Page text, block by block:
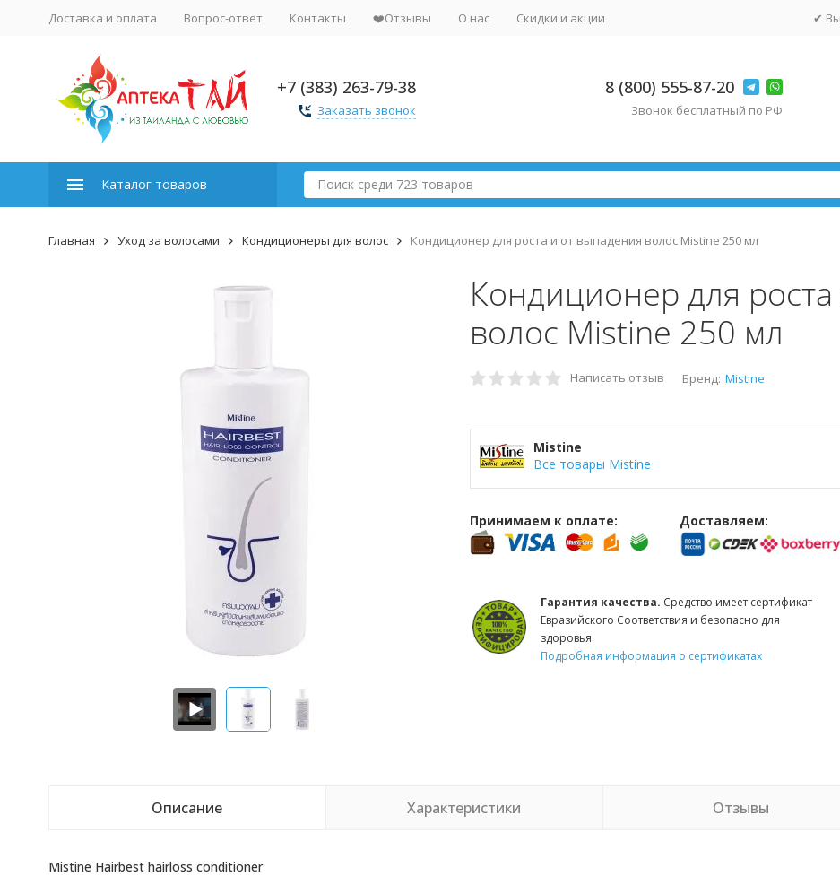
Доставка и оплата Вопрос-ответ Контакты ❤️Отзывы О нас Скидки и акции ✔
+7 (383) 263-79-38
Заказать звонок
8 (800) 555-87-20
Звонок бесплатный по РФ
Каталог товаров
Главная Уход за волосами Кондиционеры для волос Кондиционер для роста и от выпадения волос Mistine 250 мл
Кондиционер для
волос Mistine 250 мл
Написать отзыв Бренд: Mistine
Mistine
Все товары Mistine
Принимаем к оплате: Доставляем:
Гарантия качества. Средство имеет сертификат
Евразийского Соответствия и безопасно для
здоровья.
Подробная информация о сертификатах
Описание Характеристики Отзывы
Mistine Hairbest hairloss conditioner